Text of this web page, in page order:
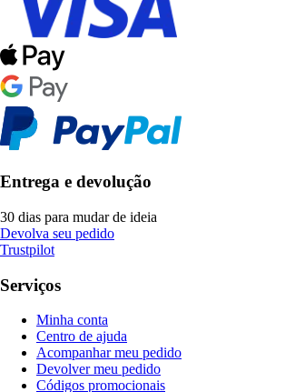
Entrega e devolução
30 dias para mudar de ideia
Devolva seu pedido
Trustpilot
Serviços
Minha conta
Centro de ajuda
Acompanhar meu pedido
Devolver meu pedido
Códigos promocionais